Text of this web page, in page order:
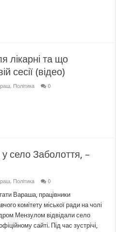
лікарні та що
сесії (відео)
, Політика 0
у село Заболоття, –
, Політика 0
Вараша, працівники
комітету міської ради на чолі
Мензулом відвідали село
сайті. Під час зустрічі,